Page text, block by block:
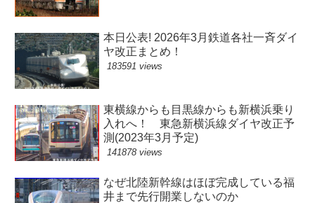
本日公表! 2026年3月鉄道各社一斉ダイ
ヤ改正まとめ！
183591 views
東横線からも目黒線からも新横浜乗り
入れへ！ 東急新横浜線ダイヤ改正予
測(2023年3月予定)
141878 views
なぜ北陸新幹線はほぼ完成している福
井まで先行開業しないのか